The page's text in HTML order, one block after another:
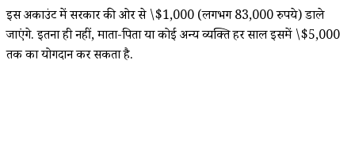
इस अकाउंट में सरकार की ओर से \$1,000 (लगभग 83,000 रुपये) डाले
जाएंगे. इतना ही नहीं, माता-पिता या कोई अन्य व्यक्ति हर साल इसमें \$5,000
तक का योगदान कर सकता है.